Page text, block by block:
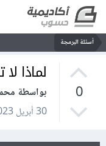
أسئلة البرمجة
0
لماذا
بواسطة
30 أبريل 2023